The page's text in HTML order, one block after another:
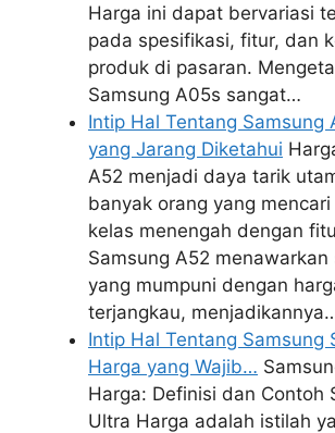
Harga ini dapat bervariasi
pada spesifikasi, fitur, dan
produk di pasaran.
Samsung A05s sangat…
Intip Hal Tentang Samsung
yang Jarang Diketahui
A52 menjadi daya tarik
banyak orang yang
kelas menengah dengan
Samsung A52 menawarkan
yang mumpuni dengan
terjangkau,
Intip Hal Tentang Samsung
Harga yang Wajib…
Harga: Definisi dan Contoh
Ultra Harga adalah istilah